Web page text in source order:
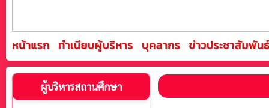
ผู้บริหารสถานศึกษา